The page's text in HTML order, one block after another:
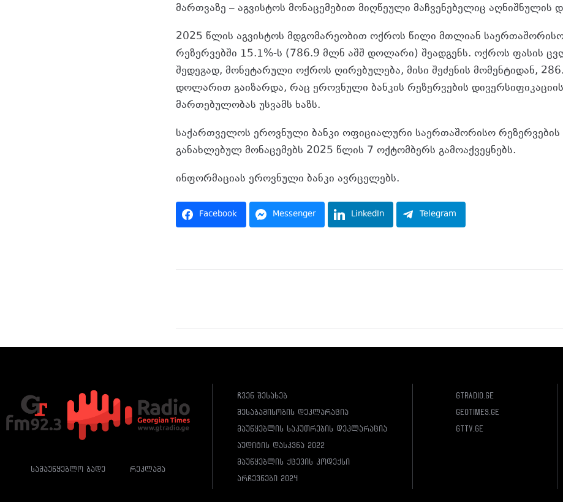
მართვაზე – აგვისტოს მონაცემებით მიღწეული მაჩვენებელიც აღნიშნულის
2025 წლის აგვისტოს მდგომარეობით ოქროს წილი მთლიან
რეზერვებში 15.1%-ს (786.9 მლნ აშშ დოლარი) შეადგენს. ოქროს ფასის
შედეგად, მონეტარული ოქროს ღირებულება, მისი შეძენის მომენტიდან,
დოლარით გაიზარდა, რაც ეროვნული ბანკის რეზერვების
მართებულობას უსვამს ხაზს.
საქართველოს ეროვნული ბანკი ოფიციალური საერთაშორისო რეზერვების
განახლებულ მონაცემებს 2025 წლის 7 ოქტომბერს გამოაქვეყნებს.
ინფორმაციას ეროვნული ბანკი ავრცელებს.
Facebook Messenger LinkedIn Telegram
სამაუწყებლო ბადე რეკლამა
ჩვენ შესახებ
შესაბამისობის დეკლარაცია
მაუწყებლის საკუთრების დეკლარაცია
აუდიტის დასკვნა 2022
მაუწყებლის ქცევის კოდექსი
არჩევნები 2024
gtradio.ge
geotimes.ge
gttv.ge